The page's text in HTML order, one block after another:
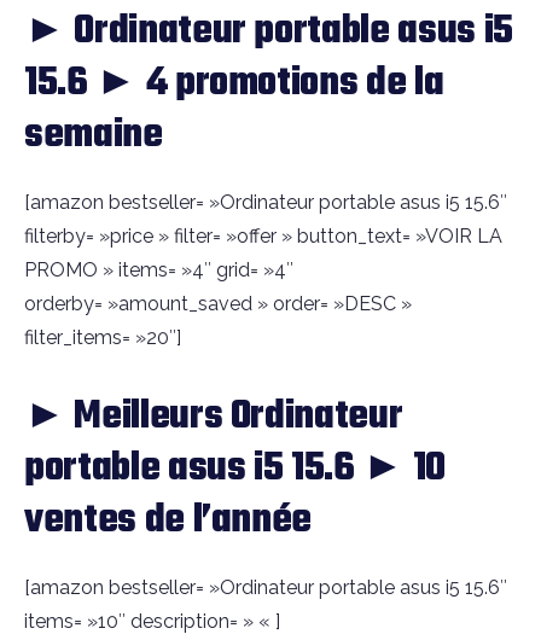
► Ordinateur portable asus i5
15.6 ► 4 promotions de la
semaine
[amazon bestseller= »Ordinateur portable asus i5 15.6″
filterby= »price » filter= »offer » button_text= »VOIR LA
PROMO » items= »4″ grid= »4″
orderby= »amount_saved » order= »DESC »
filter_items= »20″]
► Meilleurs Ordinateur
portable asus i5 15.6 ► 10
ventes de l’année
[amazon bestseller= »Ordinateur portable asus i5 15.6″
items= »10″ description= » « ]